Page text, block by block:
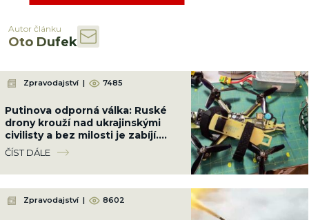
Autor článku
Oto Dufek
Zpravodajství | 7485
Putinova odporná válka: Ruské
drony krouží nad ukrajinskými
civilisty a bez milosti je zabíjí.
Bezmála 1 000 mrtvých, z toho
179 dětí
ČÍST DÁLE
Zpravodajství | 8602